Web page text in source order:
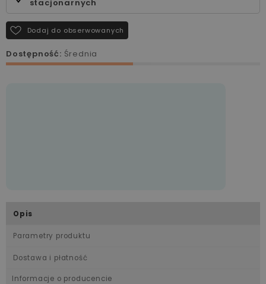
stacjonarnych
Dodaj do obserwowanych
Dostępność: Średnia
Opis
Parametry produktu
Dostawa i płatność
Informacje o producencie